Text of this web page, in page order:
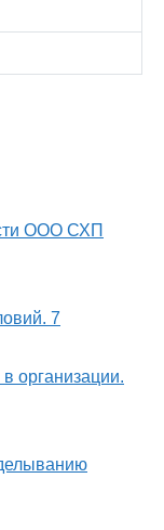
ООО СХП
7
организации.